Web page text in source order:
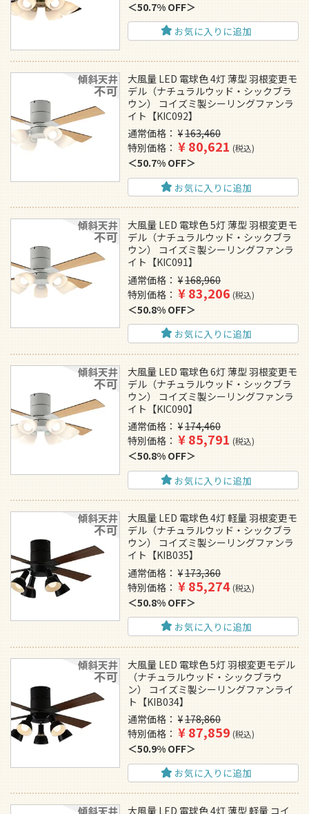
50.7% OFF
お気に入りに追加
大風量 LED 電球色 4灯 薄型 羽根変更モ
デル（ナチュラルウッド・シックブラ
ウン） コイズミ製シーリングファンラ
イト【KIC092】
通常価格
¥163,460
特別価格
¥80,621 税込
50.7% OFF
お気に入りに追加
大風量 LED 電球色 5灯 薄型 羽根変更モ
デル（ナチュラルウッド・シックブラ
ウン） コイズミ製シーリングファンラ
イト【KIC091】
通常価格
¥168,960
特別価格
¥83,206 税込
50.8% OFF
お気に入りに追加
大風量 LED 電球色 6灯 薄型 羽根変更モ
デル（ナチュラルウッド・シックブラ
ウン） コイズミ製シーリングファンラ
イト【KIC090】
通常価格
¥174,460
特別価格
¥85,791 税込
50.8% OFF
お気に入りに追加
大風量 LED 電球色 4灯 軽量 羽根変更モ
デル（ナチュラルウッド・シックブラ
ウン） コイズミ製シーリングファンラ
イト【KIB035】
通常価格
¥173,360
特別価格
¥85,274 税込
50.8% OFF
お気に入りに追加
大風量 LED 電球色 5灯 羽根変更モデル
（ナチュラルウッド・シックブラウ
ン） コイズミ製シーリングファンライ
ト【KIB034】
通常価格
¥178,860
特別価格
¥87,859 税込
50.9% OFF
お気に入りに追加
大風量 LED 電球色 4灯 薄型 軽量 コイ